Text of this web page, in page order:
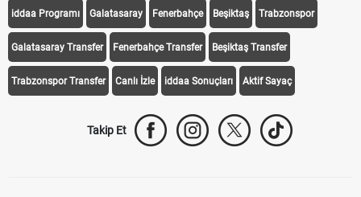
iddaa Programı Galatasaray Fenerbahçe Beşiktaş Trabzonspor
Galatasaray Transfer Fenerbahçe Transfer Beşiktaş Transfer
Trabzonspor Transfer Canlı İzle iddaa Sonuçları Aktif Sayaç
Takip Et